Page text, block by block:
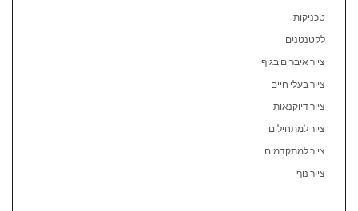
טכניקות
לקטנטנים
ציור איברים בגוף
ציור בעלי חיים
ציור דיוקנאות
ציור למתחילים
ציור למתקדמים
ציור נוף